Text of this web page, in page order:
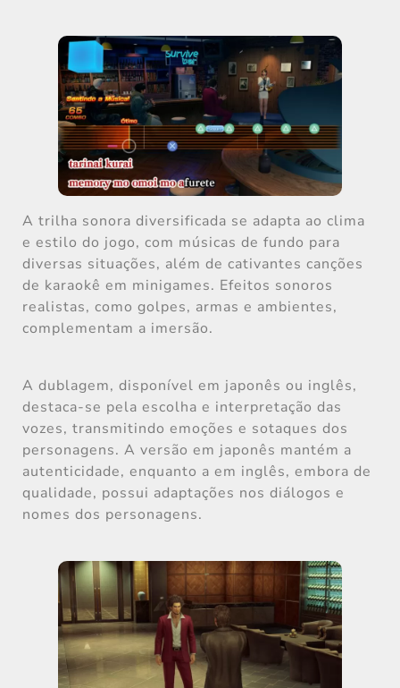
A trilha sonora diversificada se adapta ao clima
e estilo do jogo, com músicas de fundo para
diversas situações, além de cativantes canções
de karaokê em minigames. Efeitos sonoros
realistas, como golpes, armas e ambientes,
complementam a imersão.
A dublagem, disponível em japonês ou inglês,
destaca-se pela escolha e interpretação das
vozes, transmitindo emoções e sotaques dos
personagens. A versão em japonês mantém a
autenticidade, enquanto a em inglês, embora de
qualidade, possui adaptações nos diálogos e
nomes dos personagens.